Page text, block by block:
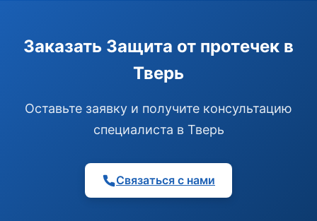
Заказать Защита от протечек в
Тверь
Оставьте заявку и получите консультацию
специалиста в Тверь
Связаться с нами
модуль управления или готовый комплект.
Подобрать сигнализацию